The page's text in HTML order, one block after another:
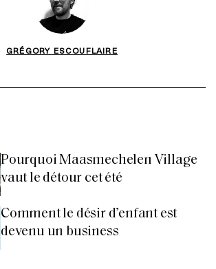
GRÉGORY ESCOUFLAIRE
Pourquoi Maasmechelen Village
vaut le détour cet été
Comment le désir d’enfant est
devenu un business